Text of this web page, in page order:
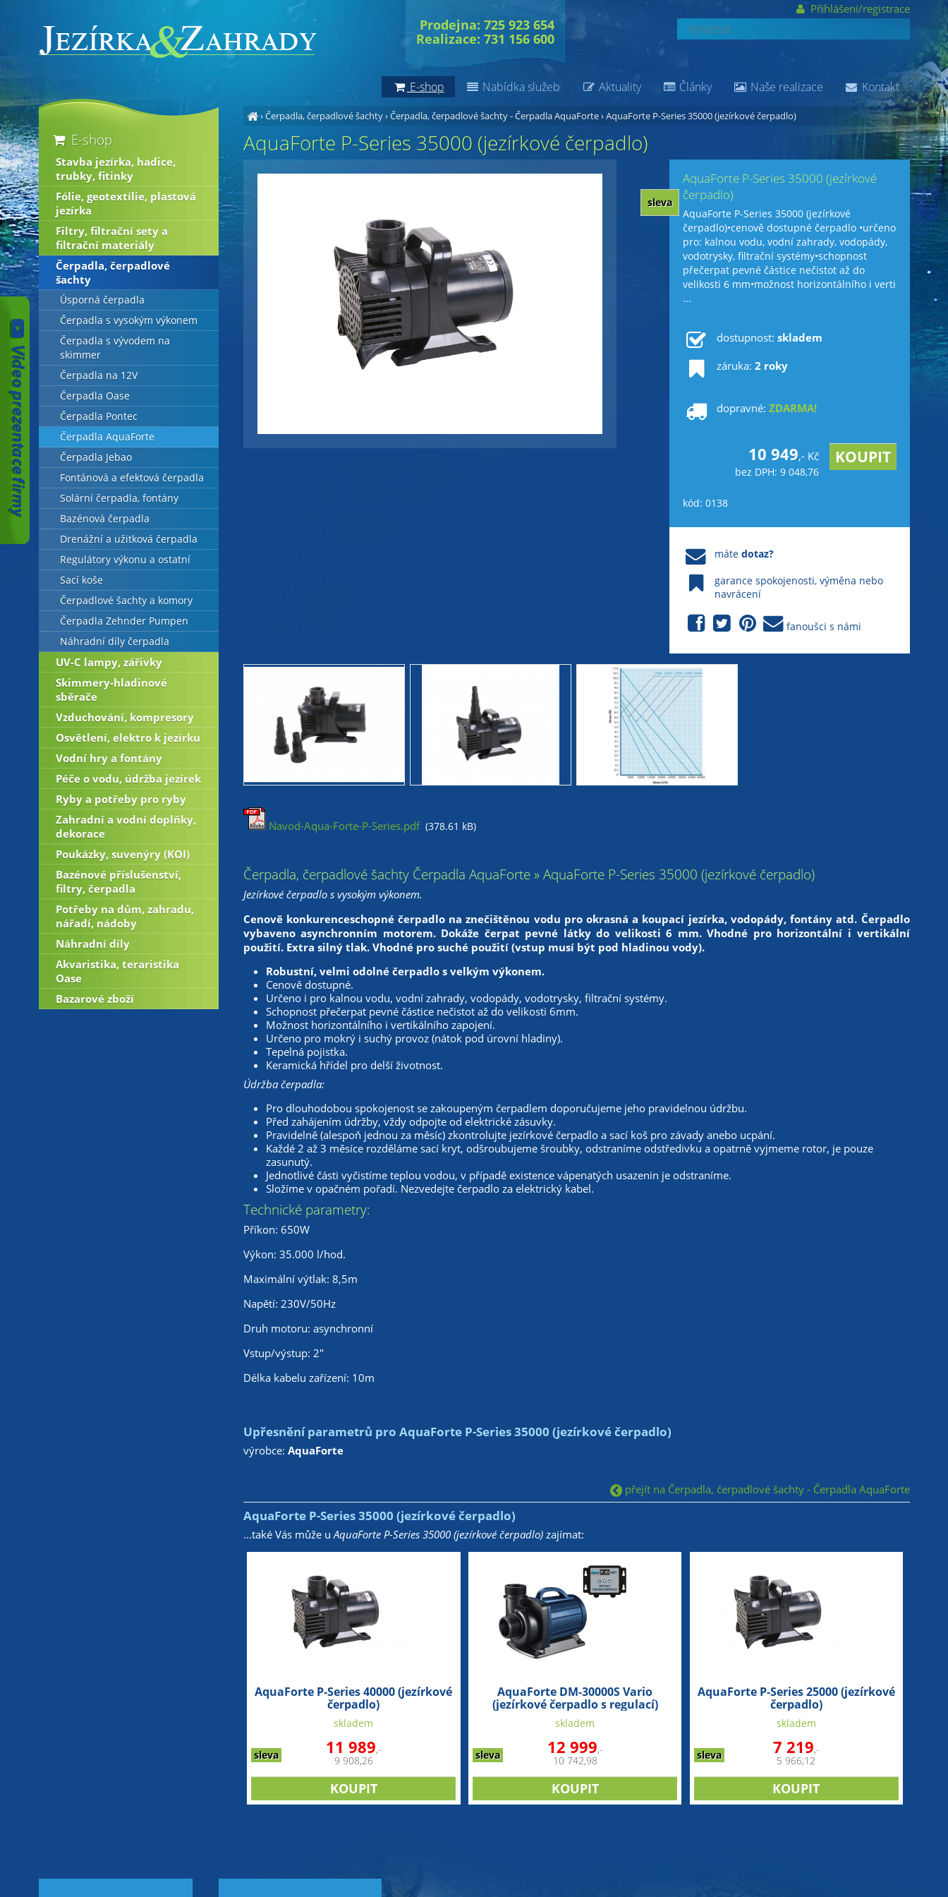
›Čerpadla, čerpadlové šachty›Čerpadla, čerpadlové šachty - Čerpadla AquaForte›AquaForte P-Series 35000 (jezírkové čerpadlo)
AquaForte P-Series 35000 (jezírkové čerpadlo)
AquaForte P-Series 35000 (jezírkové
čerpadlo)
AquaForte P-Series 35000 (jezírkové
čerpadlo)•cenově dostupné čerpadlo •určeno
pro: kalnou vodu, vodní zahrady, vodopády,
vodotrysky, filtrační systémy•schopnost
přečerpat pevné částice nečistot až do
velikosti 6 mm•možnost horizontálního i verti
...
sleva
dostupnost: skladem
záruka: 2 roky
dopravné: ZDARMA!
10 949,- Kč
bez DPH: 9 048,76
kód: 0138
mátedotaz?
garance spokojenosti, výměna nebo
navrácení
fanoušci s námi
Navod-Aqua-Forte-P-Series.pdf (378.61 kB)
Čerpadla, čerpadlové šachty Čerpadla AquaForte » AquaForte P-Series 35000 (jezírkové čerpadlo)
Jezírkové čerpadlo s vysokým výkonem.
Cenově konkurenceschopné čerpadlo na znečištěnou vodu pro okrasná a koupací jezírka, vodopády, fontány atd. Čerpadlo
vybaveno asynchronním motorem. Dokáže čerpat pevné látky do velikosti 6 mm.Vhodné pro horizontální i vertikální
použití. Extra silný tlak. Vhodné pro suché použití (vstup musí být pod hladinou vody).
Robustní, velmi odolné čerpadlo s velkým výkonem.
Cenově dostupné.
Určeno i pro kalnou vodu, vodní zahrady, vodopády, vodotrysky, filtrační systémy.
Schopnost přečerpat pevné částice nečistot až do velikosti 6mm.
Možnost horizontálního i vertikálního zapojení.
Určeno pro mokrý i suchý provoz (nátok pod úrovní hladiny).
Tepelná pojistka.
Keramická hřídel pro delší životnost.
Údržba čerpadla:
Pro dlouhodobou spokojenost se zakoupeným čerpadlem doporučujeme jeho pravidelnou údržbu.
Před zahájením údržby, vždy odpojte od elektrické zásuvky.
Pravidelně (alespoň jednou za měsíc) zkontrolujte jezírkové čerpadlo a sací koš pro závady anebo ucpání.
Každé 2 až 3 měsíce rozděláme sací kryt, odšroubujeme šroubky, odstraníme odstředivku a opatrně vyjmeme rotor, je pouze
zasunutý.
Jednotlivé části vyčistíme teplou vodou, v případě existence vápenatých usazenin je odstraníme.
Složíme v opačném pořadí. Nezvedejte čerpadlo za elektrický kabel.
Technické parametry:
Příkon: 650W
Výkon: 35.000 l/hod.
Maximální výtlak: 8,5m
Napětí: 230V/50Hz
Druh motoru: asynchronní
Vstup/výstup: 2"
Délka kabelu zařízení: 10m
Upřesnění parametrů pro AquaForte P-Series 35000 (jezírkové čerpadlo)
výrobce: AquaForte
přejít na Čerpadla, čerpadlové šachty - Čerpadla AquaForte
AquaForte P-Series 35000 (jezírkové čerpadlo)
...také Vás může uAquaForte P-Series 35000 (jezírkové čerpadlo)zajímat:
AquaForte P-Series 40000 (jezírkové
čerpadlo)
sleva
skladem
11 989,-
9 908,26
AquaForte DM-30000S Vario
(jezírkové čerpadlo s regulací)
sleva
skladem
12 999,-
10 742,98
AquaForte P-Series 25000 (jezírkové
čerpadlo)
sleva
skladem
7 219,-
5 966,12
E-shop
Stavba jezírka, hadice,
trubky, fitinky
Fólie, geotextílie, plastová
jezírka
Filtry, filtrační sety a
filtrační materiály
Čerpadla, čerpadlové
šachty
Úsporná čerpadla
Čerpadla s vysokým výkonem
Čerpadla s vývodem na
skimmer
Čerpadla na 12V
Čerpadla Oase
Čerpadla Pontec
Čerpadla AquaForte
Čerpadla Jebao
Fontánová a efektová čerpadla
Solární čerpadla, fontány
Bazénová čerpadla
Drenážní a užitková čerpadla
Regulátory výkonu a ostatní
Sací koše
Čerpadlové šachty a komory
Čerpadla Zehnder Pumpen
Náhradní díly čerpadla
UV-C lampy, zářivky
Skimmery-hladinové
sběrače
Vzduchování, kompresory
Osvětlení, elektro k jezírku
Vodní hry a fontány
Péče o vodu, údržba jezírek
Ryby a potřeby pro ryby
Zahradní a vodní doplňky,
dekorace
Poukázky, suvenýry (KOI)
Bazénové příslušenství,
filtry, čerpadla
Potřeby na dům, zahradu,
nářadí, nádoby
Náhradní díly
Akvaristika, teraristika
Oase
Bazarové zboží
E-shop Nabídka služeb Aktuality Články Naše realizace Kontakt
Prodejna: 725 923 654
Realizace: 731 156 600
Přihlášení/registrace